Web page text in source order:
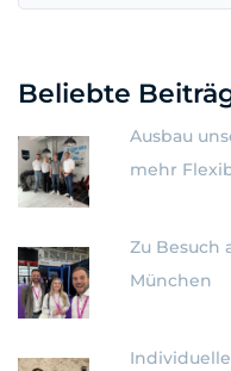
Beliebte
Ausbau
mehr
Zu Besuch
München